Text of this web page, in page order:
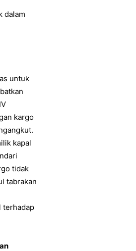
dalam
untuk
kargo
kapal
tidak
tabrakan
terhadap